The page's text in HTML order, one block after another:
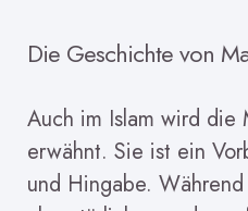
Die Geschichte von
Auch im Islam wird die
erwähnt. Sie ist ein
und Hingabe.